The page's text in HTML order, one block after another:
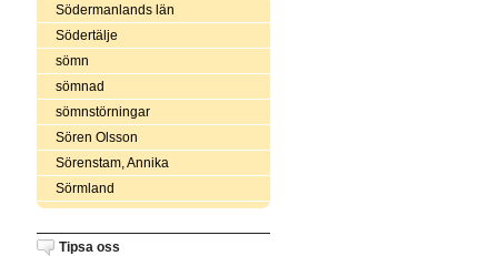
Södermanlands län
Södertälje
sömn
sömnad
sömnstörningar
Sören Olsson
Sörenstam, Annika
Sörmland
Tipsa oss